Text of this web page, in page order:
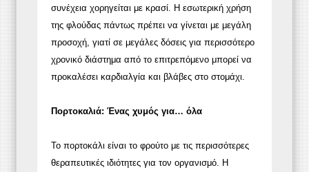
συνέχεια χορηγείται με κρασί. Η εσωτερική χρήση
της φλούδας πάντως πρέπει να γίνεται με μεγάλη
προσοχή, γιατί σε μεγάλες δόσεις για περισσότερο
χρονικό διάστημα από το επιτρεπόμενο μπορεί να
προκαλέσει καρδιαλγία και βλάβες στο στομάχι.
Πορτοκαλιά: Ένας χυμός για… όλα
Το πορτοκάλι είναι το φρούτο με τις περισσότερες
θεραπευτικές ιδιότητες για τον οργανισμό. Η